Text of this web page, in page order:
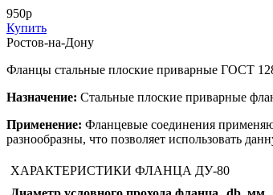
950р
Купить
Ростов-на-Дону
Фланцы стальные плоские приварные ГОСТ
Назначение: Стальные плоские приварные
Применение: Фланцевые соединения
разнообразны, что позволяет использовать
ХАРАКТЕРИСТИКИ ФЛАНЦА ДУ-80